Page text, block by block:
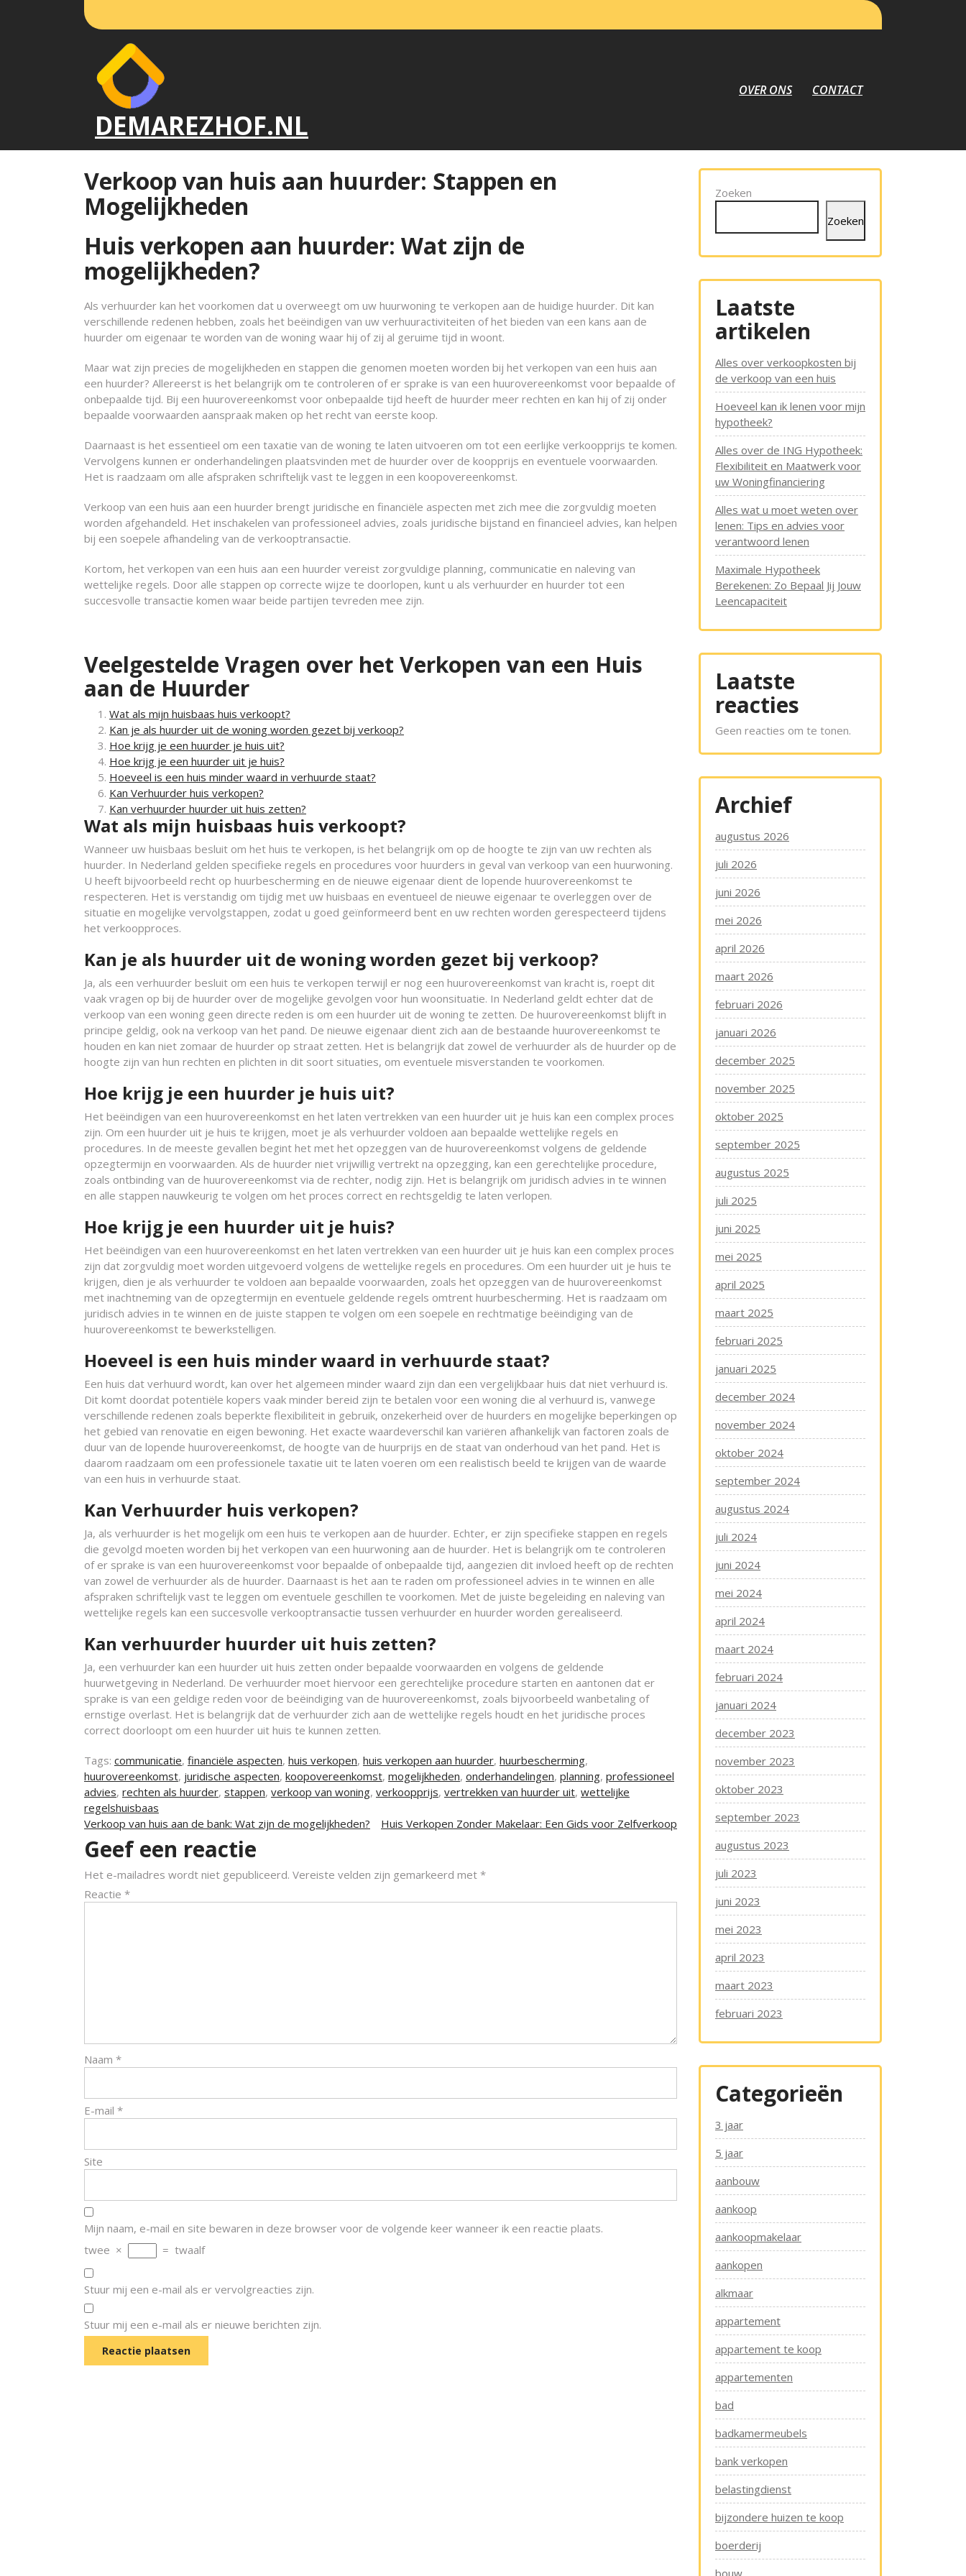
DEMAREZHOF.NL
OVER ONS CONTACT
Verkoop van huis aan huurder: Stappen en
Mogelijkheden
Huis verkopen aan huurder: Wat zijn de
mogelijkheden?
Als verhuurder kan het voorkomen dat u overweegt om uw huurwoning te verkopen aan de huidige huurder. Dit kan
verschillende redenen hebben, zoals het beëindigen van uw verhuuractiviteiten of het bieden van een kans aan de
huurder om eigenaar te worden van de woning waar hij of zij al geruime tijd in woont.
Maar wat zijn precies de mogelijkheden en stappen die genomen moeten worden bij het verkopen van een huis aan
een huurder? Allereerst is het belangrijk om te controleren of er sprake is van een huurovereenkomst voor bepaalde of
onbepaalde tijd. Bij een huurovereenkomst voor onbepaalde tijd heeft de huurder meer rechten en kan hij of zij onder
bepaalde voorwaarden aanspraak maken op het recht van eerste koop.
Daarnaast is het essentieel om een taxatie van de woning te laten uitvoeren om tot een eerlijke verkoopprijs te komen.
Vervolgens kunnen er onderhandelingen plaatsvinden met de huurder over de koopprijs en eventuele voorwaarden.
Het is raadzaam om alle afspraken schriftelijk vast te leggen in een koopovereenkomst.
Verkoop van een huis aan een huurder brengt juridische en financiële aspecten met zich mee die zorgvuldig moeten
worden afgehandeld. Het inschakelen van professioneel advies, zoals juridische bijstand en financieel advies, kan helpen
bij een soepele afhandeling van de verkooptransactie.
Kortom, het verkopen van een huis aan een huurder vereist zorgvuldige planning, communicatie en naleving van
wettelijke regels. Door alle stappen op correcte wijze te doorlopen, kunt u als verhuurder en huurder tot een
succesvolle transactie komen waar beide partijen tevreden mee zijn.
Veelgestelde Vragen over het Verkopen van een Huis
aan de Huurder
Wat als mijn huisbaas huis verkoopt?
Kan je als huurder uit de woning worden gezet bij verkoop?
Hoe krijg je een huurder je huis uit?
Hoe krijg je een huurder uit je huis?
Hoeveel is een huis minder waard in verhuurde staat?
Kan Verhuurder huis verkopen?
Kan verhuurder huurder uit huis zetten?
Wat als mijn huisbaas huis verkoopt?
Wanneer uw huisbaas besluit om het huis te verkopen, is het belangrijk om op de hoogte te zijn van uw rechten als
huurder. In Nederland gelden specifieke regels en procedures voor huurders in geval van verkoop van een huurwoning.
U heeft bijvoorbeeld recht op huurbescherming en de nieuwe eigenaar dient de lopende huurovereenkomst te
respecteren. Het is verstandig om tijdig met uw huisbaas en eventueel de nieuwe eigenaar te overleggen over de
situatie en mogelijke vervolgstappen, zodat u goed geïnformeerd bent en uw rechten worden gerespecteerd tijdens
het verkoopproces.
Kan je als huurder uit de woning worden gezet bij verkoop?
Ja, als een verhuurder besluit om een huis te verkopen terwijl er nog een huurovereenkomst van kracht is, roept dit
vaak vragen op bij de huurder over de mogelijke gevolgen voor hun woonsituatie. In Nederland geldt echter dat de
verkoop van een woning geen directe reden is om een huurder uit de woning te zetten. De huurovereenkomst blijft in
principe geldig, ook na verkoop van het pand. De nieuwe eigenaar dient zich aan de bestaande huurovereenkomst te
houden en kan niet zomaar de huurder op straat zetten. Het is belangrijk dat zowel de verhuurder als de huurder op de
hoogte zijn van hun rechten en plichten in dit soort situaties, om eventuele misverstanden te voorkomen.
Hoe krijg je een huurder je huis uit?
Het beëindigen van een huurovereenkomst en het laten vertrekken van een huurder uit je huis kan een complex proces
zijn. Om een huurder uit je huis te krijgen, moet je als verhuurder voldoen aan bepaalde wettelijke regels en
procedures. In de meeste gevallen begint het met het opzeggen van de huurovereenkomst volgens de geldende
opzegtermijn en voorwaarden. Als de huurder niet vrijwillig vertrekt na opzegging, kan een gerechtelijke procedure,
zoals ontbinding van de huurovereenkomst via de rechter, nodig zijn. Het is belangrijk om juridisch advies in te winnen
en alle stappen nauwkeurig te volgen om het proces correct en rechtsgeldig te laten verlopen.
Hoe krijg je een huurder uit je huis?
Het beëindigen van een huurovereenkomst en het laten vertrekken van een huurder uit je huis kan een complex proces
zijn dat zorgvuldig moet worden uitgevoerd volgens de wettelijke regels en procedures. Om een huurder uit je huis te
krijgen, dien je als verhuurder te voldoen aan bepaalde voorwaarden, zoals het opzeggen van de huurovereenkomst
met inachtneming van de opzegtermijn en eventuele geldende regels omtrent huurbescherming. Het is raadzaam om
juridisch advies in te winnen en de juiste stappen te volgen om een soepele en rechtmatige beëindiging van de
huurovereenkomst te bewerkstelligen.
Hoeveel is een huis minder waard in verhuurde staat?
Een huis dat verhuurd wordt, kan over het algemeen minder waard zijn dan een vergelijkbaar huis dat niet verhuurd is.
Dit komt doordat potentiële kopers vaak minder bereid zijn te betalen voor een woning die al verhuurd is, vanwege
verschillende redenen zoals beperkte flexibiliteit in gebruik, onzekerheid over de huurders en mogelijke beperkingen op
het gebied van renovatie en eigen bewoning. Het exacte waardeverschil kan variëren afhankelijk van factoren zoals de
duur van de lopende huurovereenkomst, de hoogte van de huurprijs en de staat van onderhoud van het pand. Het is
daarom raadzaam om een professionele taxatie uit te laten voeren om een realistisch beeld te krijgen van de waarde
van een huis in verhuurde staat.
Kan Verhuurder huis verkopen?
Ja, als verhuurder is het mogelijk om een huis te verkopen aan de huurder. Echter, er zijn specifieke stappen en regels
die gevolgd moeten worden bij het verkopen van een huurwoning aan de huurder. Het is belangrijk om te controleren
of er sprake is van een huurovereenkomst voor bepaalde of onbepaalde tijd, aangezien dit invloed heeft op de rechten
van zowel de verhuurder als de huurder. Daarnaast is het aan te raden om professioneel advies in te winnen en alle
afspraken schriftelijk vast te leggen om eventuele geschillen te voorkomen. Met de juiste begeleiding en naleving van
wettelijke regels kan een succesvolle verkooptransactie tussen verhuurder en huurder worden gerealiseerd.
Kan verhuurder huurder uit huis zetten?
Ja, een verhuurder kan een huurder uit huis zetten onder bepaalde voorwaarden en volgens de geldende
huurwetgeving in Nederland. De verhuurder moet hiervoor een gerechtelijke procedure starten en aantonen dat er
sprake is van een geldige reden voor de beëindiging van de huurovereenkomst, zoals bijvoorbeeld wanbetaling of
ernstige overlast. Het is belangrijk dat de verhuurder zich aan de wettelijke regels houdt en het juridische proces
correct doorloopt om een huurder uit huis te kunnen zetten.
Tags: communicatie, financiële aspecten, huis verkopen, huis verkopen aan huurder, huurbescherming,
huurovereenkomst, juridische aspecten, koopovereenkomst, mogelijkheden, onderhandelingen, planning, professioneel
advies, rechten als huurder, stappen, verkoop van woning, verkoopprijs, vertrekken van huurder uit, wettelijke
regelshuisbaas
Berichtnavigatie
Verkoop van huis aan de bank: Wat zijn de mogelijkheden? Huis Verkopen Zonder Makelaar: Een Gids voor Zelfverkoop
Geef een reactie
Het e-mailadres wordt niet gepubliceerd. Vereiste velden zijn gemarkeerd met *
Reactie *
Naam *
E-mail *
Site
Mijn naam, e-mail en site bewaren in deze browser voor de volgende keer wanneer ik een reactie plaats.
twee × = twaalf
Stuur mij een e-mail als er vervolgreacties zijn.
Stuur mij een e-mail als er nieuwe berichten zijn.
Zoeken
Zoeken
Laatste
artikelen
Alles over verkoopkosten bij
de verkoop van een huis
Hoeveel kan ik lenen voor mijn
hypotheek?
Alles over de ING Hypotheek:
Flexibiliteit en Maatwerk voor
uw Woningfinanciering
Alles wat u moet weten over
lenen: Tips en advies voor
verantwoord lenen
Maximale Hypotheek
Berekenen: Zo Bepaal Jij Jouw
Leencapaciteit
Laatste
reacties
Geen reacties om te tonen.
Archief
augustus 2026
juli 2026
juni 2026
mei 2026
april 2026
maart 2026
februari 2026
januari 2026
december 2025
november 2025
oktober 2025
september 2025
augustus 2025
juli 2025
juni 2025
mei 2025
april 2025
maart 2025
februari 2025
januari 2025
december 2024
november 2024
oktober 2024
september 2024
augustus 2024
juli 2024
juni 2024
mei 2024
april 2024
maart 2024
februari 2024
januari 2024
december 2023
november 2023
oktober 2023
september 2023
augustus 2023
juli 2023
juni 2023
mei 2023
april 2023
maart 2023
februari 2023
Categorieën
3 jaar
5 jaar
aanbouw
aankoop
aankoopmakelaar
aankopen
alkmaar
appartement
appartement te koop
appartementen
bad
badkamermeubels
bank verkopen
belastingdienst
bijzondere huizen te koop
boerderij
bouw